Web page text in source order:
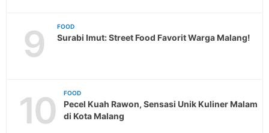
9 FOOD
Surabi Imut: Street Food Favorit Warga Malang!
10 FOOD
Pecel Kuah Rawon, Sensasi Unik Kuliner Malam
di Kota Malang